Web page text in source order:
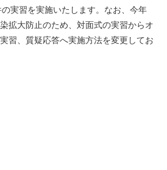
実習を実施いたします。なお、今年
拡大防止のため、対面式の実習からオ
習、質疑応答へ実施方法を変更してお